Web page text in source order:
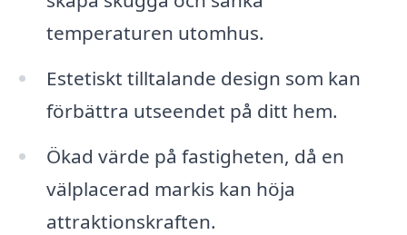
temperaturen utomhus.
Estetiskt tilltalande design som kan
förbättra utseendet på ditt hem.
Ökad värde på fastigheten, då en
välplacerad markis kan höja
attraktionskraften.